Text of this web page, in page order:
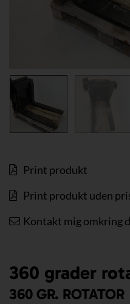
Print produkt
Print produkt uden
Kontakt mig omkring
360 grader
360 GR. ROTATOR